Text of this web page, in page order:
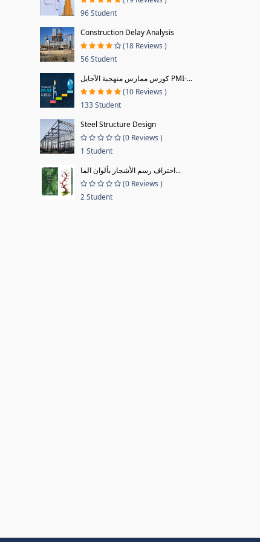
96 Student
Construction Delay Analysis
(18 Reviews )
56 Student
كورس ممارس منهجية الآجايل PMI-...
(10 Reviews )
133 Student
Steel Structure Design
(0 Reviews )
1 Student
احتراف رسم الأشجار بألوان الما...
(0 Reviews )
2 Student